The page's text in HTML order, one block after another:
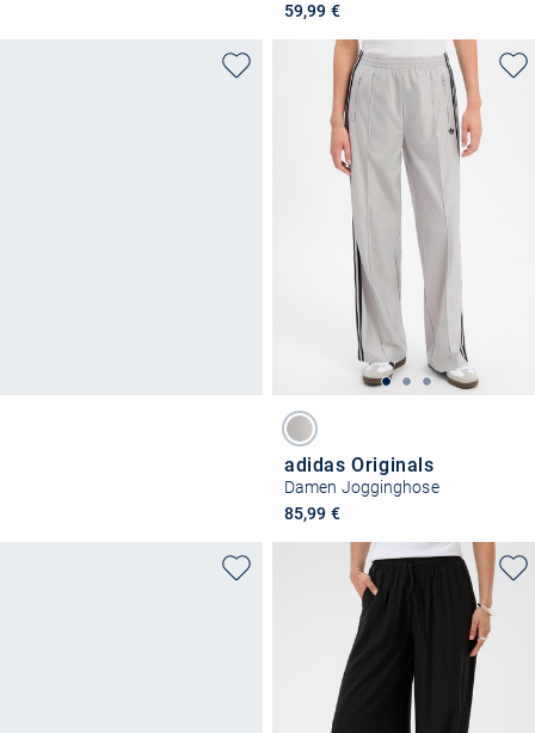
59,99 €
adidas Originals
Damen Jogginghose
85,99 €